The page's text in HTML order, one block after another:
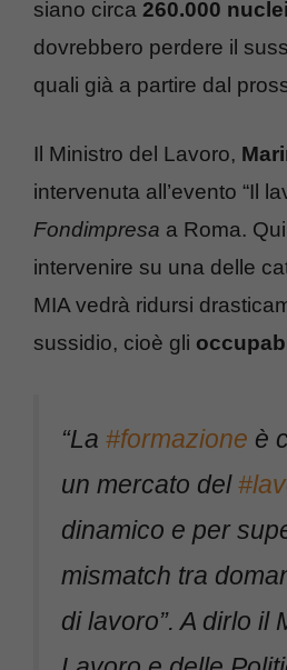
siano circa 260.000
dovrebbero perdere il
quali già a partire dal
Il Ministro del Lavoro,
intervenuta all’evento “Il
Fondimpresa a Roma.
intervenire su una delle
MIA vedrà ridursi
sussidio, cioè gli
“La #formazione è
un mercato del
dinamico e per
mismatch tra
di lavoro”. A dirlo il